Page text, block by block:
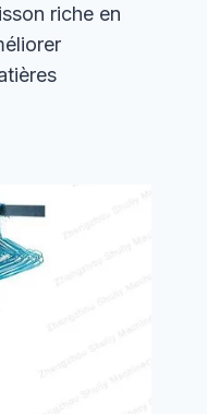
riche en